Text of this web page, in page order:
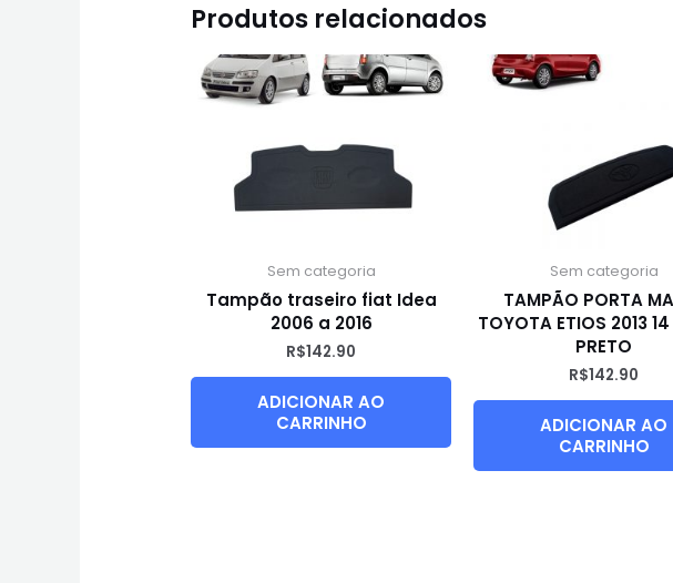
Produtos relacionados
Sem categoria
Tampão traseiro fiat Idea
2006 a 2016
R$142.90
ADICIONAR AO
CARRINHO
Sem categoria
TAMPÃO PORTA
TOYOTA ETIOS 2013 14
PRETO
R$142.90
ADICIONAR AO
CARRINHO